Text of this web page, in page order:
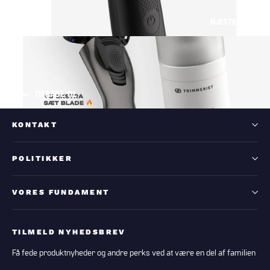
TILBAGE TIL
KONTAKT
POLITIKKER
VORES FUNDAMENT
TILMELD NYHEDSBREV
Få fede produktnyheder og andre perks ved at være en del af familien